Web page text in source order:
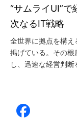
“サムライUI”
次なるIT戦略
全世界に拠点を構
掲げている。その
し、迅速な経営判断